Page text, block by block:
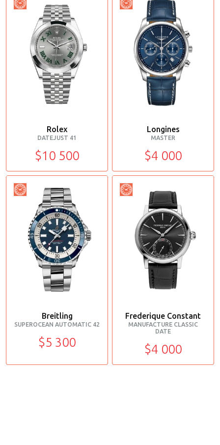
Rolex
DATEJUST 41
$10 500
Longines
MASTER
$4 000
Breitling
SUPEROCEAN AUTOMATIC 42
$5 300
Frederique Constant
MANUFACTURE CLASSIC
DATE
$4 000